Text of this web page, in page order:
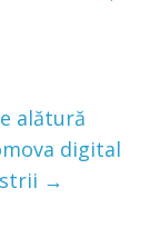
alătură
digital
→